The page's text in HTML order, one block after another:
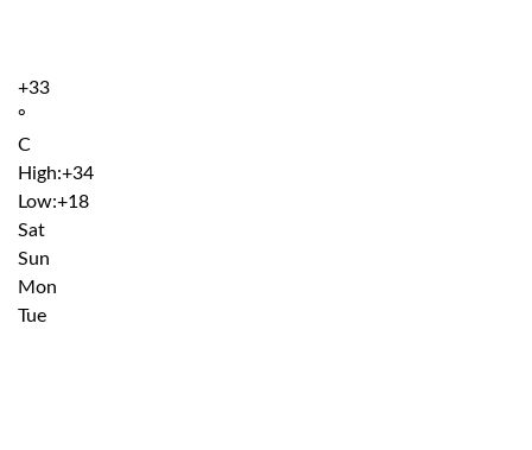
+33
°
C
High:+34
Low:+18
Sat
Sun
Mon
Tue